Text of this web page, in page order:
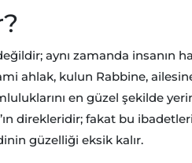
aynı zamanda insanın
ahlak, kulun Rabbine,
en güzel şekilde
direkleridir; fakat bu
güzelliği eksik kalır.